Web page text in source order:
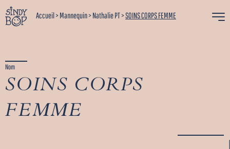
Accueil>Mannequin>Nathalie PT>SOINS CORPS FEMME
Nom
SOINS CORPS
FEMME